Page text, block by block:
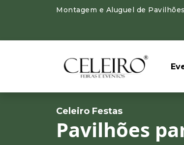
Montagem e Aluguel de
Celeiro Festas
Pavilhões